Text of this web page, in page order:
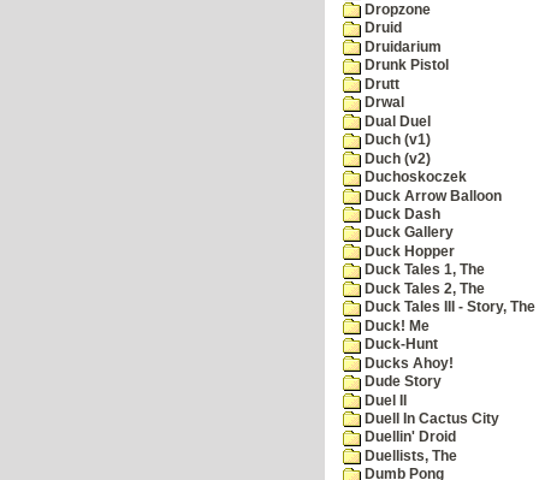
Dropzone
Druid
Druidarium
Drunk Pistol
Drutt
Drwal
Dual Duel
Duch (v1)
Duch (v2)
Duchoskoczek
Duck Arrow Balloon
Duck Dash
Duck Gallery
Duck Hopper
Duck Tales 1, The
Duck Tales 2, The
Duck Tales III - Story, The
Duck! Me
Duck-Hunt
Ducks Ahoy!
Dude Story
Duel II
Duell In Cactus City
Duellin' Droid
Duellists, The
Dumb Pong